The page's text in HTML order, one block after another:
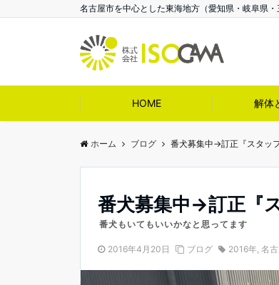
名古屋市を中心とした東海地方（愛知県・岐阜県
HOME 解体
ホーム ブログ 番犬募集中→訂正『スタッフ
番犬募集中→訂正『
番犬もいてもいいかなと思ってます
2016年4月20日 ブログ 2016年, 名